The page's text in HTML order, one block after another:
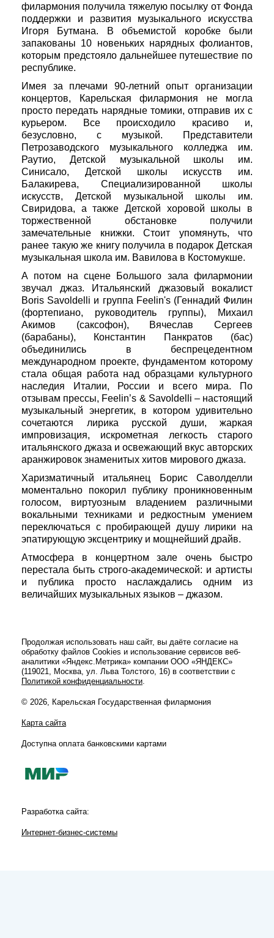
филармония получила тяжелую посылку от Фонда
поддержки и развития музыкального искусства
Игоря Бутмана. В объемистой коробке были
запакованы 10 новеньких нарядных фолиантов,
которым предстояло дальнейшее путешествие по
республике.
Имея за плечами 90-летний опыт организации
концертов, Карельская филармония не могла
просто передать нарядные томики, отправив их с
курьером. Все происходило красиво и,
безусловно, с музыкой. Представители
Петрозаводского музыкального колледжа им.
Раутио, Детской музыкальной школы им.
Синисало, Детской школы искусств им.
Балакирева, Специализированной школы
искусств, Детской музыкальной школы им.
Свиридова, а также Детской хоровой школы в
торжественной обстановке получили
замечательные книжки. Стоит упомянуть, что
ранее такую же книгу получила в подарок Детская
музыкальная школа им. Вавилова в Костомукше.
А потом на сцене Большого зала филармонии
звучал джаз. Итальянский джазовый вокалист
Boris Savoldelli и группа Feelin's (Геннадий Филин
(фортепиано, руководитель группы), Михаил
Акимов (саксофон), Вячеслав Сергеев
(барабаны), Константин Панкратов (бас)
объединились в беспрецедентном
международном проекте, фундаментом которому
стала общая работа над образцами культурного
наследия Италии, России и всего мира. По
отзывам прессы, Feelin’s & Savoldelli – настоящий
музыкальный энергетик, в котором удивительно
сочетаются лирика русской души, жаркая
импровизация, искрометная легкость старого
итальянского джаза и освежающий вкус авторских
аранжировок знаменитых хитов мирового джаза.
Харизматичный итальянец Борис Саволделли
моментально покорил публику проникновенным
голосом, виртуозным владением различными
вокальными техниками и редкостным умением
переключаться с пробирающей душу лирики на
эпатирующую эксцентрику и мощнейший драйв.
Атмосфера в концертном зале очень быстро
перестала быть строго-академической: и артисты
и публика просто наслаждались одним из
величайших музыкальных языков – джазом.
Продолжая использовать наш сайт, вы даёте согласие на
обработку файлов Cookies и использование сервисов веб-
аналитики «Яндекс.Метрика» компании ООО «ЯНДЕКС»
(119021, Москва, ул. Льва Толстого, 16) в соответствии с
Политикой конфиденциальности.
© 2026, Карельская Государственная филармония
Карта сайта
Доступна оплата банковскими картами
Разработка сайта:
Интернет-бизнес-системы